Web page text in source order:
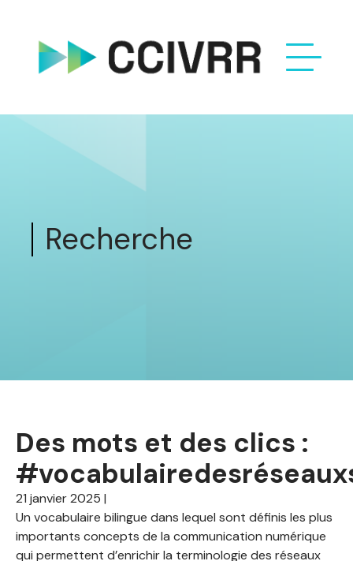
Recherche
Des mots et des clics :
21 janvier 2025 |
Un vocabulaire bilingue dans lequel sont définis les plus
importants concepts de la communication numérique
qui permettent d’enrichir la terminologie des réseaux